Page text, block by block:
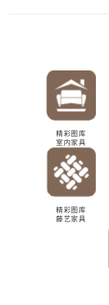
精彩图库
室内家具
精彩图库
藤艺家具